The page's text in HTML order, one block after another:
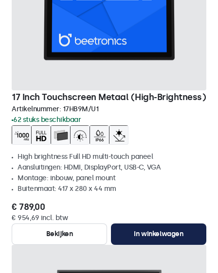
17 Inch Touchscreen Metaal (High-Brightness)
Artikelnummer: 17HB9M/U1
62 stuks beschikbaar
High brightness Full HD multi-touch paneel
Aansluitingen: HDMI, DisplayPort, USB-C, VGA
Montage: inbouw, panel mount
Buitenmaat: 417 x 280 x 44 mm
€ 789,00
€ 954,69 incl. btw
Bekijken
In winkelwagen